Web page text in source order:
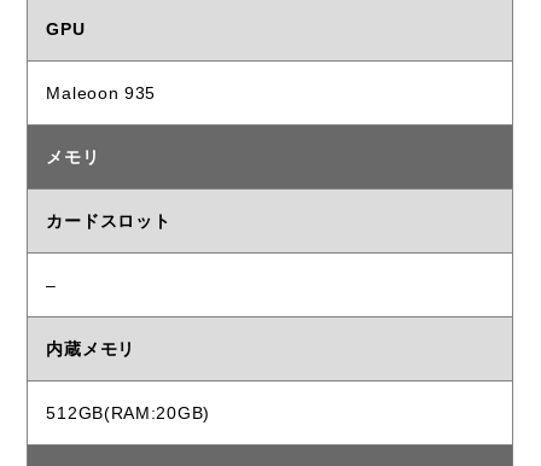
GPU
Maleoon 935
メモリ
カードスロット
–
内蔵メモリ
512GB(RAM:20GB)